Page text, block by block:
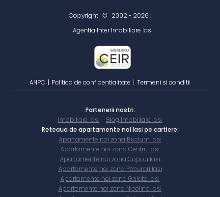
Copyright © 2002 - 2026 :
Agentia Inter Imobiliare Iasi
ANPC | Politica de confidentialitate | Termeni si conditii
Partenerii nostri:
Imobiliare Iasi
Blog Imobiliare Iasi
Reteaua de apartamente noi Iasi pe cartiere:
Apartamente noi zona Bucium Iasi
Apartamente noi zona Centru Iasi
Apartamente noi zona Copou Iasi
Apartamente noi zona Pacurari Iasi
Apartamente noi zona Galata Iasi
Apartamente noi zona Nicolina Iasi